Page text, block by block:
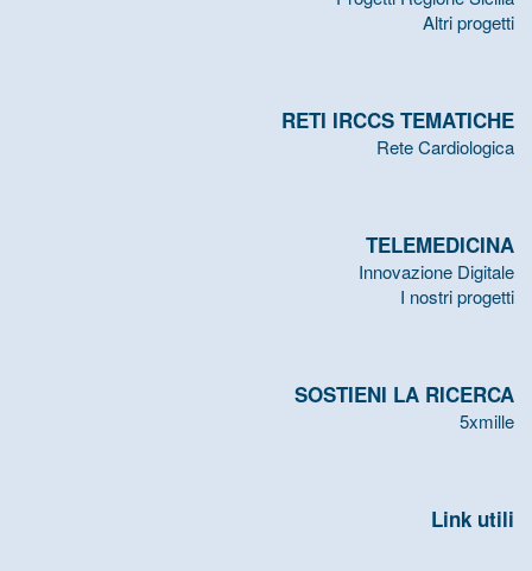
Altri progetti
RETI IRCCS TEMATICHE
Rete Cardiologica
TELEMEDICINA
Innovazione Digitale
I nostri progetti
SOSTIENI LA RICERCA
5xmille
Link utili